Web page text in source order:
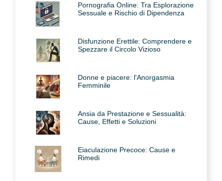
Pornografia Online: Tra Esplorazione
Sessuale e Rischio di Dipendenza
Disfunzione Erettile: Comprendere e
Spezzare il Circolo Vizioso
Donne e piacere: l'Anorgasmia
Femminile
Ansia da Prestazione e Sessualità:
Cause, Effetti e Soluzioni
Eiaculazione Precoce: Cause e
Rimedi